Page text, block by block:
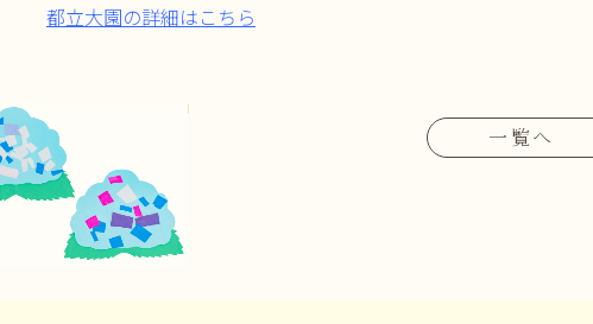
都立大園の詳細はこちら
一覧へ